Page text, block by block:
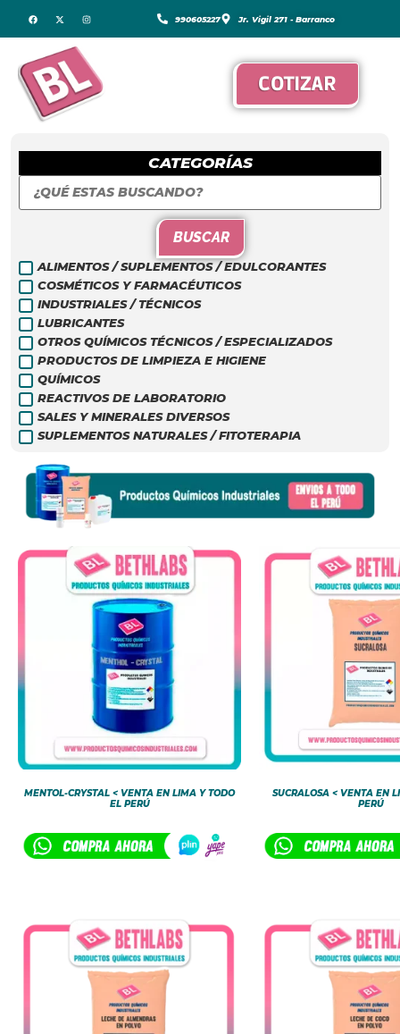
990605227 Jr. Vigil 271 - Barranco
COTIZAR
CATEGORÍAS
BUSCAR
ALIMENTOS / SUPLEMENTOS / EDULCORANTES
COSMÉTICOS Y FARMACÉUTICOS
INDUSTRIALES / TÉCNICOS
LUBRICANTES
OTROS QUÍMICOS TÉCNICOS / ESPECIALIZADOS
PRODUCTOS DE LIMPIEZA E HIGIENE
QUÍMICOS
REACTIVOS DE LABORATORIO
SALES Y MINERALES DIVERSOS
SUPLEMENTOS NATURALES / FITOTERAPIA
MENTOL-CRYSTAL < VENTA EN LIMA Y TODO
EL PERÚ
SUCRALOSA < VENTA EN
PERÚ